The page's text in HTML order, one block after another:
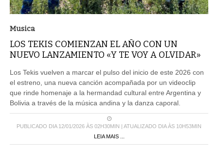
Musica
LOS TEKIS COMIENZAN EL AÑO CON UN
NUEVO LANZAMIENTO «Y TE VOY A OLVIDAR»
Los Tekis vuelven a marcar el pulso del inicio de este 2026 con
el estreno, una nueva canción acompañada por un videoclip
que rinde homenaje a la hermandad cultural entre Argentina y
Bolivia a través de la música andina y la danza caporal.
PUBLICADO DIA 12/01/2026 ÀS 02H30MIN | ATUALIZADO DIA ÀS 10H53MIN
LEIA MAIS ...